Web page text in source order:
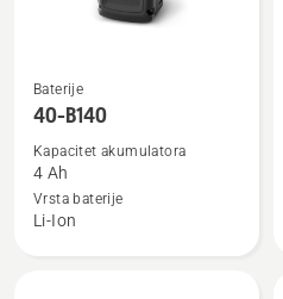
Pogledajte
više
40-
B140
Baterije
40-B140
Kapacitet akumulatora
4 Ah
Vrsta baterije
Li-Ion